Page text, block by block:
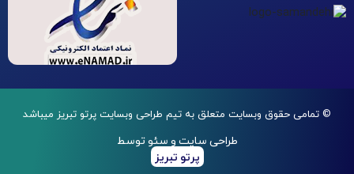
© تمامی حقوق وبسایت متعلق به تیم طراحی وبسایت پرتو تبریز میباشد
طراحی سایت و سئو توسط
پرتو تبریز